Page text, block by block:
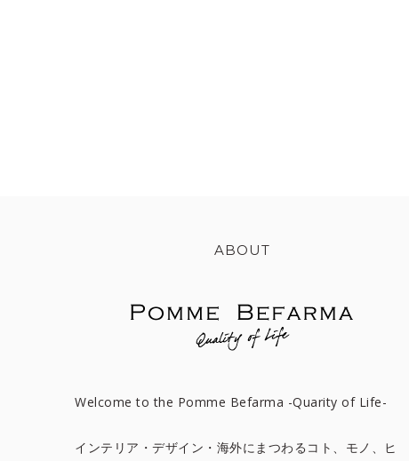
ABOUT
Welcome to the Pomme Befarma -Quarity of Life-
インテリア・デザイン・海外にまつわるコト、モノ、ヒ